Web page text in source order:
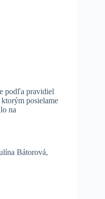
podľa pravidiel
posielame
na
Bátorová,